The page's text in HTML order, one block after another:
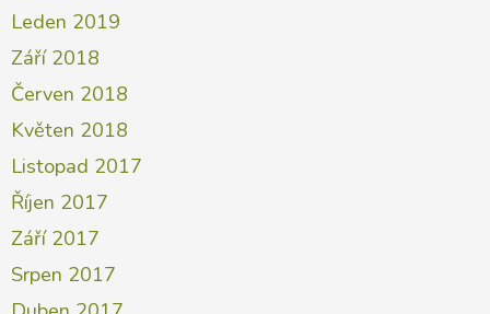
Leden 2019
Září 2018
Červen 2018
Květen 2018
Listopad 2017
Říjen 2017
Září 2017
Srpen 2017